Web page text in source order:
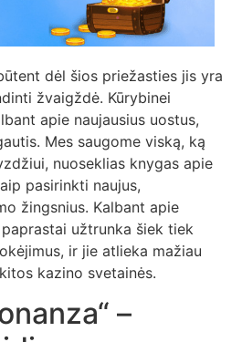
dėl ​​šios priežasties jis yra
žvaigždė. Kūrybinei
apie naujausius uostus,
Mes saugome viską, ką
nuoseklias knygas apie
pasirinkti naujus,
žingsnius. Kalbant apie
užtrunka šiek tiek
ir jie atlieka mažiau
kazino svetainės.
–